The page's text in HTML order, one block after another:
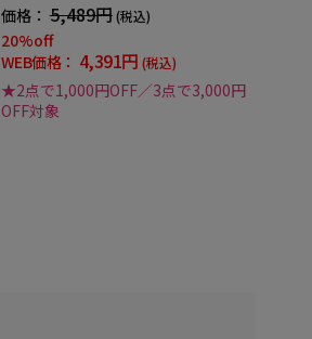
価格： 5,489円(税込)
20%off
WEB価格： 4,391円 (税込)
★2点で1,000円OFF／3点で3,000円
OFF対象